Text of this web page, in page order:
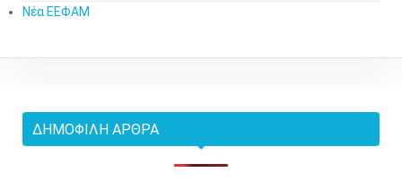
Νέα ΕΕΦΑΜ
ΔΗΜΟΦΙΛΉ ΆΡΘΡΑ